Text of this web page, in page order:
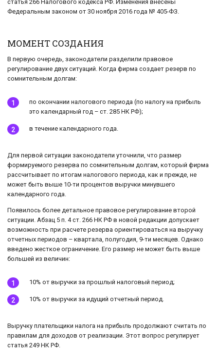
статья 266 Налогового кодекса РФ. Изменения внесены
Федеральным законом от 30 ноября 2016 года № 405-ФЗ.
МОМЕНТ СОЗДАНИЯ
В первую очередь, законодатели разделили правовое
регулирование двух ситуаций. Когда фирма создает резерв по
сомнительным долгам:
по окончании налогового периода (по налогу на прибыль
это календарный год – ст. 285 НК РФ);
в течение календарного года.
Для первой ситуации законодатели уточнили, что размер
формируемого резерва по сомнительным долгам, который фирма
рассчитывает по итогам налогового периода, как и прежде, не
может быть выше 10-ти процентов выручки минувшего
календарного года.
Появилось более детальное правовое регулирование второй
ситуации. Абзац 5 п. 4 ст. 266 НК РФ в новой редакции допускает
возможность при расчете резерва ориентироваться на выручку
отчетных периодов – квартала, полугодия, 9-ти месяцев. Однако
введено жесткое ограничение. Его размер не может быть выше
большей из величин:
10% от выручки за прошлый налоговый период;
10% от выручки за идущий отчетный период.
Выручку плательщики налога на прибыль продолжают считать по
правилам для доходов от реализации. Этот вопрос регулирует
статья 249 НК РФ.